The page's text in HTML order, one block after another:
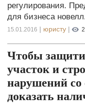
регулирования.
для бизнеса
15.01.2016 | юристу |
Чтобы
участок и
нарушений со
доказать